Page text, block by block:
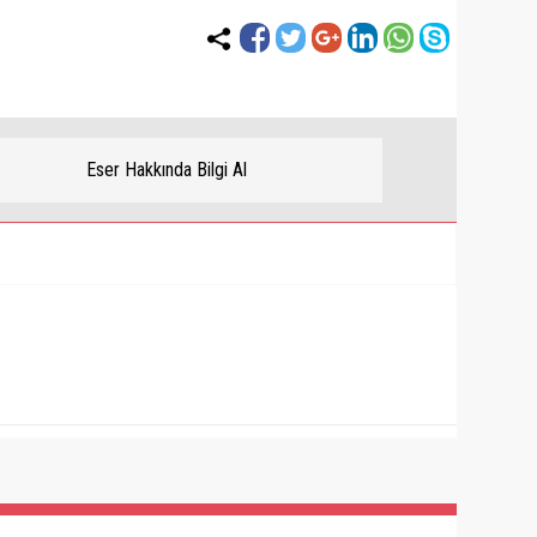
Eser Hakkında Bilgi Al